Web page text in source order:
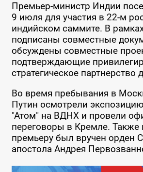
Премьер-министр Индии
9 июля для участия в 22-м
индийском саммите. В
подписаны совместные
обсуждены совместные
подтверждающие
стратегическое партнерство
Во время пребывания в
Путин осмотрели
"Атом" на ВДНХ и провели
переговоры в Кремле. Также
премьеру был вручен орден
апостола Андрея